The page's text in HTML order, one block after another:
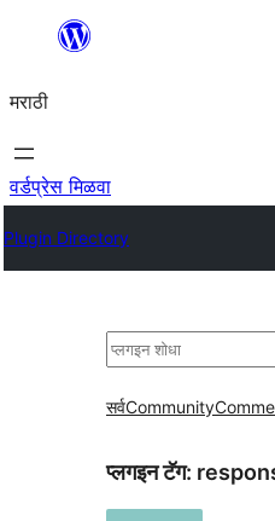
सामुग्रीवर
मराठी
वर्डप्रेस मिळवा
Plugin Directory
शोधा
सर्वCommunity
प्लगइन टॅग: